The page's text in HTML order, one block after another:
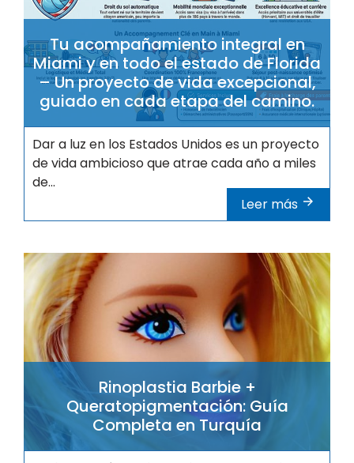
Tu acompañamiento integral en
Miami y en todo el estado de Florida
– Un proyecto de vida excepcional,
guiado en cada etapa del camino.
Dar a luz en los Estados Unidos es un proyecto
de vida ambicioso que atrae cada año a miles
de...
Leer más
Rinoplastia Barbie +
Queratopigmentación: Guía
Completa en Turquía